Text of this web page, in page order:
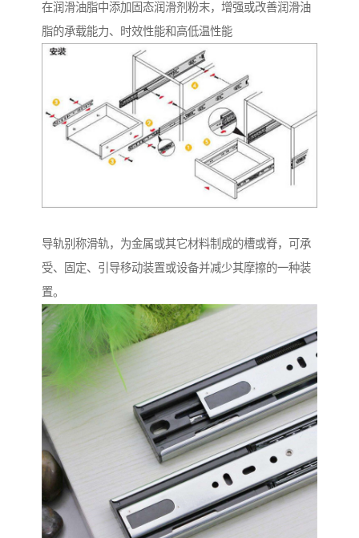
在润滑油脂中添加固态润滑剂粉末，增强或改善润滑油
脂的承载能力、时效性能和高低温性能
导轨别称滑轨，为金属或其它材料制成的槽或脊，可承
受、固定、引导移动装置或设备并减少其摩擦的一种装
置。